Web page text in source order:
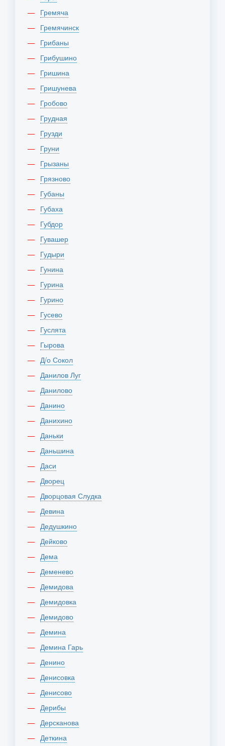
Гремяча
Гремячинск
Грибаны
Грибушино
Гришина
Гришунева
Гробово
Грудная
Грузди
Груни
Грызаны
Грязново
Губаны
Губаха
Губдор
Гувашер
Гудыри
Гунина
Гурина
Гурино
Гусево
Гуслята
Гырова
Д/о Сокол
Данилов Луг
Данилово
Данино
Данихино
Даньки
Даньшина
Даси
Дворец
Дворцовая Слудка
Девина
Дедушкино
Дейково
Дема
Деменево
Демидова
Демидовка
Демидово
Демина
Демина Гарь
Денино
Денисовка
Денисово
Дерибы
Дерсканова
Деткина